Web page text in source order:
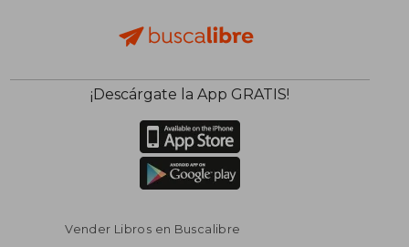
¡Descárgate la App GRATIS!
Vender Libros en Buscalibre